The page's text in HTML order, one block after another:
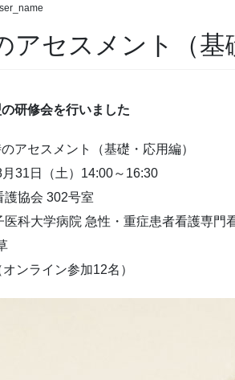
アセスメント（基
研修会を行いました
アセスメント（基礎・応用編）
31日（土）14:00～16:30
護協会 302号室
医科大学病院 急性・重症患者看護専門
ンライン参加12名）